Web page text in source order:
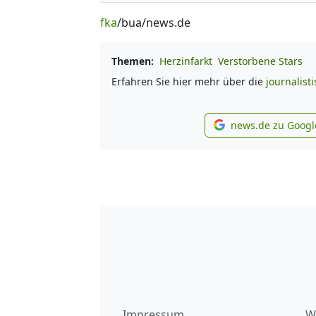
fka/bua/news.de
Themen: Herzinfarkt Verstorbene Stars
Erfahren Sie hier mehr über die
news.de zu